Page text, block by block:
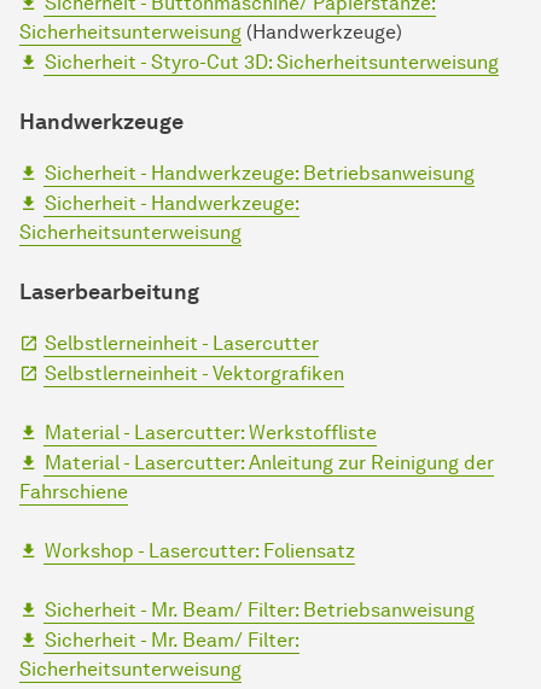
Sicherheitsunterweisung (Handwerkzeuge)
Sicherheit - Styro-Cut 3D: Sicherheitsunterweisung
Handwerkzeuge
Sicherheit - Handwerkzeuge: Betriebsanweisung
Sicherheit - Handwerkzeuge:
Sicherheitsunterweisung
Laserbearbeitung
Selbstlerneinheit - Lasercutter
Selbstlerneinheit - Vektorgrafiken
Material - Lasercutter: Werkstoffliste
Material - Lasercutter: Anleitung zur Reinigung der
Fahrschiene
Workshop - Lasercutter: Foliensatz
Sicherheit - Mr. Beam/ Filter: Betriebsanweisung
Sicherheit - Mr. Beam/ Filter:
Sicherheitsunterweisung